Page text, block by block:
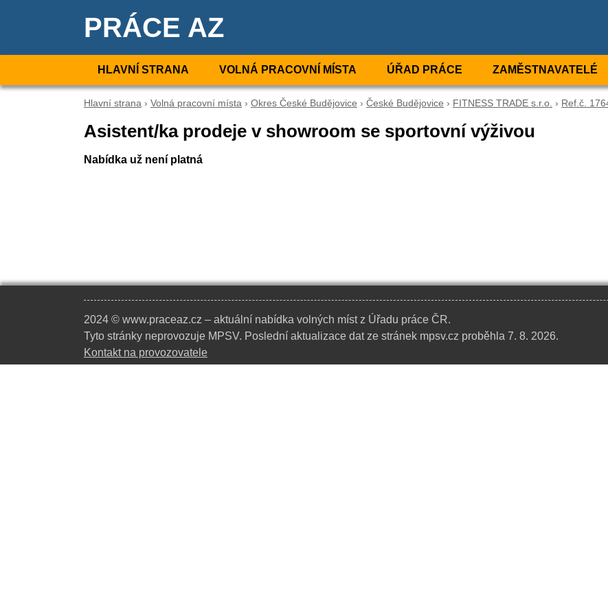
PRÁCE AZ
HLAVNÍ STRANA VOLNÁ PRACOVNÍ MÍSTA ÚŘAD PRÁCE ZAMĚSTNAVATELÉ
Hlavní strana › Volná pracovní místa › Okres České Budějovice › České Budějovice › FITNESS TRADE s.r.o. › Ref.č.
Asistent/ka prodeje v showroom se sportovní výživou
Nabídka už není platná
2024 © www.praceaz.cz – aktuální nabídka volných míst z Úřadu práce ČR.
Tyto stránky neprovozuje MPSV. Poslední aktualizace dat ze stránek mpsv.cz proběhla 7. 8. 2026.
Kontakt na provozovatele